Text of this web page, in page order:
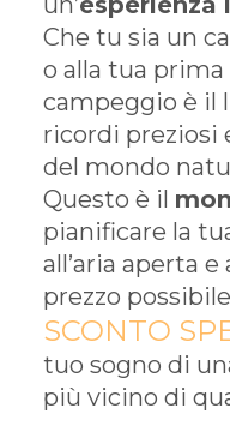
Che tu sia un
o alla tua
campeggio è il
ricordi preziosi
del mondo
Questo è il
pianificare la
all’aria aperta
prezzo
SCONTO
tuo sogno di
più vicino di